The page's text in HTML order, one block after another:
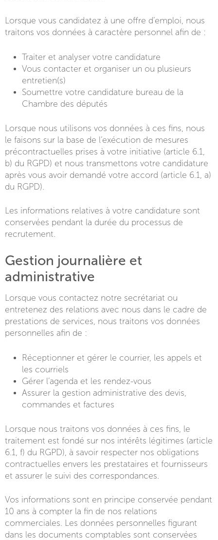
Lorsque vous candidatez à une offre d’emploi, nous
traitons vos données à caractère personnel afin de :
Traiter et analyser votre candidature
Vous contacter et organiser un ou plusieurs
entretien(s)
Soumettre votre candidature bureau de la
Chambre des députés
Lorsque nous utilisons vos données à ces fins, nous
le faisons sur la base de l’exécution de mesures
précontractuelles prises à votre initiative (article 6.1,
b) du RGPD) et nous transmettons votre candidature
après vous avoir demandé votre accord (article 6.1, a)
du RGPD).
Les informations relatives à votre candidature sont
conservées pendant la durée du processus de
recrutement.
Gestion journalière et
administrative
Lorsque vous contactez notre secrétariat ou
entretenez des relations avec nous dans le cadre de
prestations de services, nous traitons vos données
personnelles afin de :
Réceptionner et gérer le courrier, les appels et
les courriels
Gérer l’agenda et les rendez-vous
Assurer la gestion administrative des devis,
commandes et factures
Lorsque nous traitons vos données à ces fins, le
traitement est fondé sur nos intérêts légitimes (article
6.1, f) du RGPD), à savoir respecter nos obligations
contractuelles envers les prestataires et fournisseurs
et assurer le suivi des correspondances.
Vos informations sont en principe conservée pendant
10 ans à compter la fin de nos relations
commerciales. Les données personnelles figurant
dans les documents comptables sont conservées